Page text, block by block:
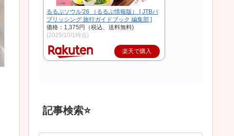
るるぶソウル'26 （るるぶ情報版） [ JTBパ
ブリッシング 旅行ガイドブック 編集部 ]
価格：1,375円（税込、送料無料)
(2025/10/1時点)
楽天で購入
記事検索⭐